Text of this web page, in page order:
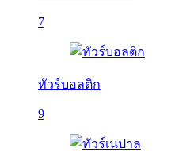
7
ทัวร์บอลติก
9